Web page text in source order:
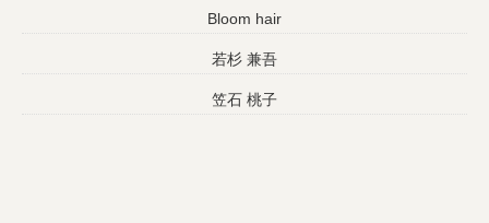
Bloom hair
若杉 兼吾
笠石 桃子